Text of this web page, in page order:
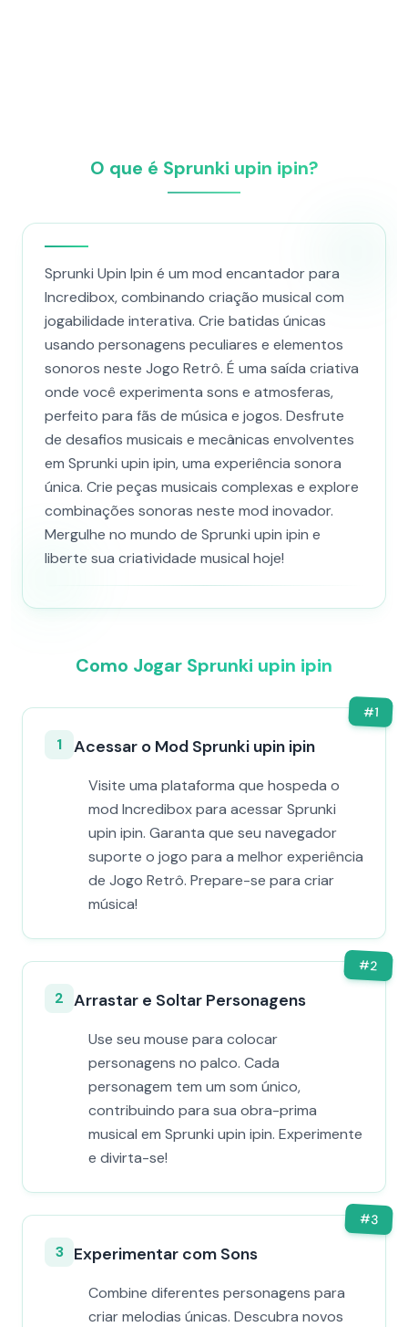
O que é Sprunki upin ipin?
Sprunki Upin Ipin é um mod encantador para
Incredibox, combinando criação musical com
jogabilidade interativa. Crie batidas únicas
usando personagens peculiares e elementos
sonoros neste Jogo Retrô. É uma saída criativa
onde você experimenta sons e atmosferas,
perfeito para fãs de música e jogos. Desfrute
de desafios musicais e mecânicas envolventes
em Sprunki upin ipin, uma experiência sonora
única. Crie peças musicais complexas e explore
combinações sonoras neste mod inovador.
Mergulhe no mundo de Sprunki upin ipin e
liberte sua criatividade musical hoje!
Como Jogar Sprunki upin ipin
#1
1 Acessar o Mod Sprunki upin ipin
Visite uma plataforma que hospeda o
mod Incredibox para acessar Sprunki
upin ipin. Garanta que seu navegador
suporte o jogo para a melhor experiência
de Jogo Retrô. Prepare-se para criar
música!
#2
2 Arrastar e Soltar Personagens
Use seu mouse para colocar
personagens no palco. Cada
personagem tem um som único,
contribuindo para sua obra-prima
musical em Sprunki upin ipin. Experimente
e divirta-se!
#3
3 Experimentar com Sons
Combine diferentes personagens para
criar melodias únicas. Descubra novos